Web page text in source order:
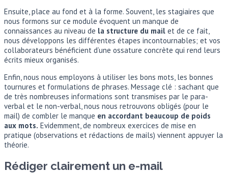
Ensuite, place au fond et à la forme. Souvent, les stagiaires que
nous formons sur ce module évoquent un manque de
connaissances au niveau de la structure du mail et de ce fait,
nous développons les différentes étapes incontournables; et vos
collaborateurs bénéficient d’une ossature concrète qui rend leurs
écrits mieux organisés.
Enfin, nous nous employons à utiliser les bons mots, les bonnes
tournures et formulations de phrases. Message clé : sachant que
de très nombreuses informations sont transmises par le para-
verbal et le non-verbal, nous nous retrouvons obligés (pour le
mail) de combler le manque en accordant beaucoup de poids
aux mots. Evidemment, de nombreux exercices de mise en
pratique (observations et rédactions de mails) viennent appuyer la
théorie.
Rédiger clairement un e-mail